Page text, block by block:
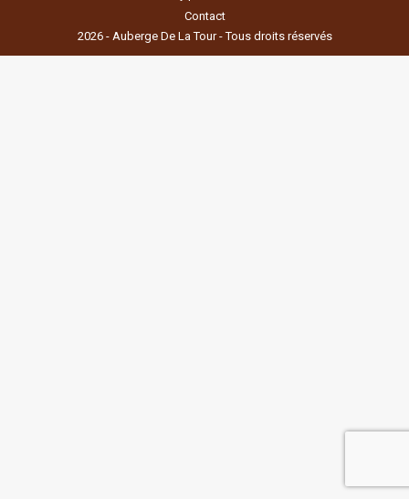
Contact
2026 - Auberge De La Tour - Tous droits réservés